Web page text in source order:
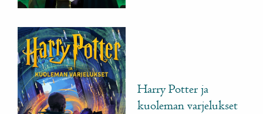
Harry Potter ja
kuoleman varjelukset